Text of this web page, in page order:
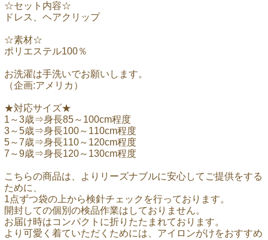
☆セット内容☆
ドレス、ヘアクリップ
☆素材☆
ポリエステル100％
お洗濯は手洗いでお願いします。
（企画:アメリカ）
★対応サイズ★
1～3歳⇒身長85～100cm程度
3～5歳⇒身長100～110cm程度
5～7歳⇒身長110～120cm程度
7～9歳⇒身長120～130cm程度
こちらの商品は、よりリーズナブルに安心してご提供をする
ために、
1点ずつ袋の上から検針チェックを行っております。
開封しての個別の検品作業はしておりません。
お届け時はコンパクトに折りたたまれております。
より可愛く着ていただくためには、アイロンがけをおすすめ